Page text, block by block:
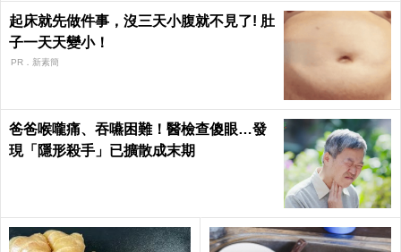
起床就先做件事，沒三天小腹就不見了! 肚
子一天天變小！
PR．新素簡
爸爸喉嚨痛、吞嚥困難！醫檢查傻眼…發
現「隱形殺手」已擴散成末期